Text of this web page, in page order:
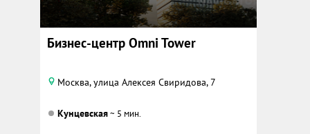
Бизнес-центр Omni Tower
Москва, улица Алексея Свиридова, 7
Кунцевская~ 5 мин.